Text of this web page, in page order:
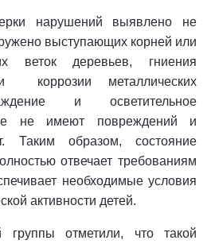
нарушений выявлено не
выступающих корней или
веток деревьев, гниения
металлических
и осветительное
не имеют повреждений и
Таким образом, состояние
отвечает требованиям
необходимые условия
активности детей.
группы отметили, что такой